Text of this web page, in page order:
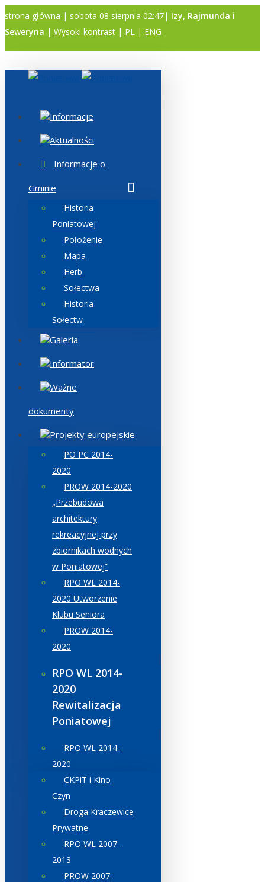
strona główna | sobota 08 sierpnia 02:47| Izy, Rajmunda i
Seweryna | Wysoki kontrast | PL | ENG
Informacje
Aktualności
Informacje o
Gminie
Historia
Poniatowej
Położenie
Mapa
Herb
Sołectwa
Historia
Sołectw
Galeria
Informator
Ważne
dokumenty
Projekty europejskie
PO PC 2014-
2020
PROW 2014-2020
„Przebudowa
architektury
rekreacyjnej przy
zbiornikach wodnych
w Poniatowej”
RPO WL 2014-
2020 Utworzenie
Klubu Seniora
PROW 2014-
2020
RPO WL 2014-
2020
Rewitalizacja
Poniatowej
RPO WL 2014-
2020
CKPiT i Kino
Czyn
Droga Kraczewice
Prywatne
RPO WL 2007-
2013
PROW 2007-